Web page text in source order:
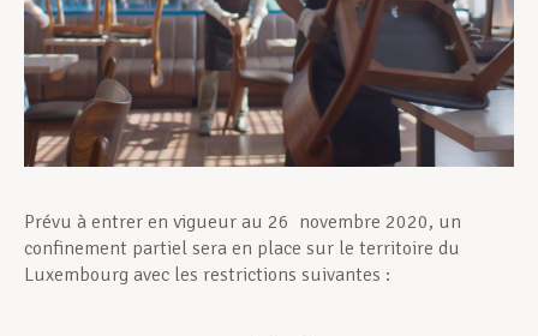
Actualités
Prévu à entrer en vigueur au 26 novembre 2020, un
confinement partiel sera en place sur le territoire du
Luxembourg avec les restrictions suivantes :